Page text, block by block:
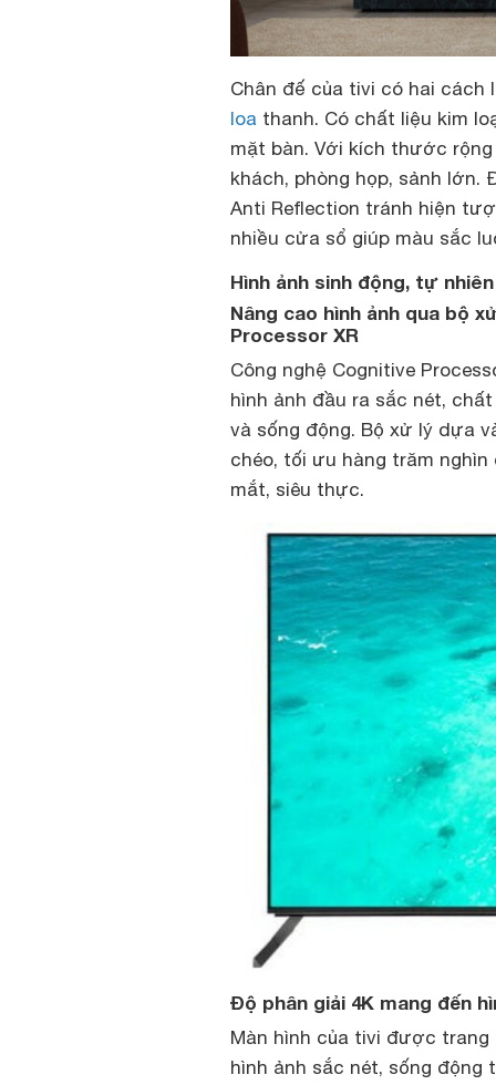
Chân đế của tivi có hai
loa thanh. Có chất liệu kim
mặt bàn. Với kích thước
khách, phòng họp, sảnh
Anti Reflection tránh hiện
nhiều cửa sổ giúp màu sắc
Hình ảnh sinh động, tự
Nâng cao hình ảnh qua bộ
Processor XR
Công nghệ Cognitive
hình ảnh đầu ra sắc nét,
và sống động. Bộ xử lý dựa
chéo, tối ưu hàng trăm
mắt, siêu thực.
Độ phân giải 4K mang đến
Màn hình của tivi được trang
hình ảnh sắc nét, sống